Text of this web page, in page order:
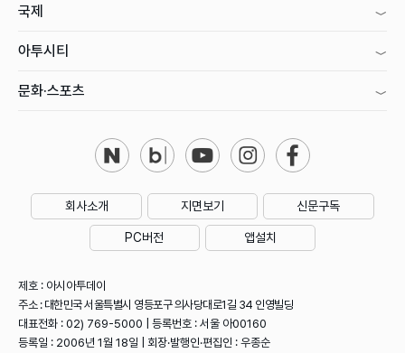
국제
아투시티
문화·스포츠
회사소개 지면보기 신문구독
PC버전 앱설치
제호 : 아시아투데이
주소 : 대한민국 서울특별시 영등포구 의사당대로1길 34 인영빌딩
대표전화 : 02) 769-5000 | 등록번호 : 서울 아00160
등록일 : 2006년 1월 18일 | 회장·발행인·편집인 : 우종순